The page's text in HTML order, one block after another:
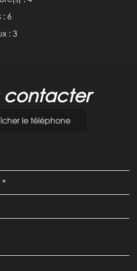
: 6
: 3
contacter
le téléphone